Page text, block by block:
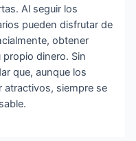
Al seguir los
pueden disfrutar de
obtener
propio dinero. Sin
que, aunque los
atractivos, siempre se